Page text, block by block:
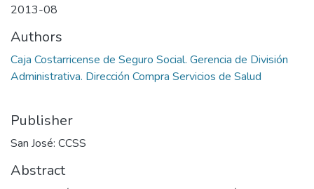
2013-08
Authors
Caja Costarricense de Seguro Social. Gerencia de División
Administrativa. Dirección Compra Servicios de Salud
Publisher
San José: CCSS
Abstract